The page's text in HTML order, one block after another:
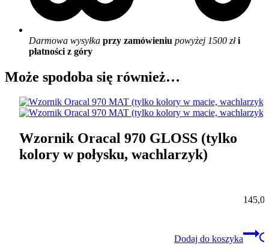
Darmowa wysyłka przy zamówieniu powyżej 1500 złi
płatności z góry
Może spodoba się również…
Wzornik Oracal 970 GLOSS (tylko
kolory w połysku, wachlarzyk)
Dodaj do koszyka